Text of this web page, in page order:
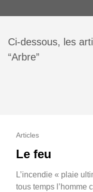
Ci-dessous, les
“Arbre”
Articles
Le feu
L’incendie « plaie
tous temps l’homme